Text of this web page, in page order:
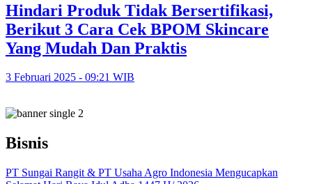
Hindari Produk Tidak Bersertifikasi,
Berikut 3 Cara Cek BPOM Skincare
Yang Mudah Dan Praktis
3 Februari 2025 - 09:21 WIB
Bisnis
PT Sungai Rangit & PT Usaha Agro Indonesia Mengucapkan